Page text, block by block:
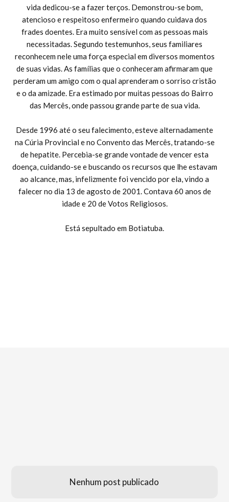
vida dedicou-se a fazer terços. Demonstrou-se bom,
atencioso e respeitoso enfermeiro quando cuidava dos
frades doentes. Era muito sensível com as pessoas mais
necessitadas. Segundo testemunhos, seus familiares
reconhecem nele uma força especial em diversos momentos
de suas vidas. As famílias que o conheceram afirmaram que
perderam um amigo com o qual aprenderam o sorriso cristão
e o da amizade. Era estimado por muitas pessoas do Bairro
das Mercês, onde passou grande parte de sua vida.
Desde 1996 até o seu falecimento, esteve alternadamente
na Cúria Provincial e no Convento das Mercês, tratando-se
de hepatite. Percebia-se grande vontade de vencer esta
doença, cuidando-se e buscando os recursos que lhe estavam
ao alcance, mas, infelizmente foi vencido por ela, vindo a
falecer no dia 13 de agosto de 2001. Contava 60 anos de
idade e 20 de Votos Religiosos.
Está sepultado em Botiatuba.
Nenhum post publicado